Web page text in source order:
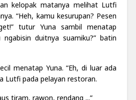
kelopak matanya melihat Lutfi
“Heh, kamu kesurupan? Pesen
tutur Yuna sambil menatap
duitnya suamiku?” batin
menatap Yuna. “Eh, di luar ada
Lutfi pada pelayan restoran.
tiram, rawon, rendang ...”